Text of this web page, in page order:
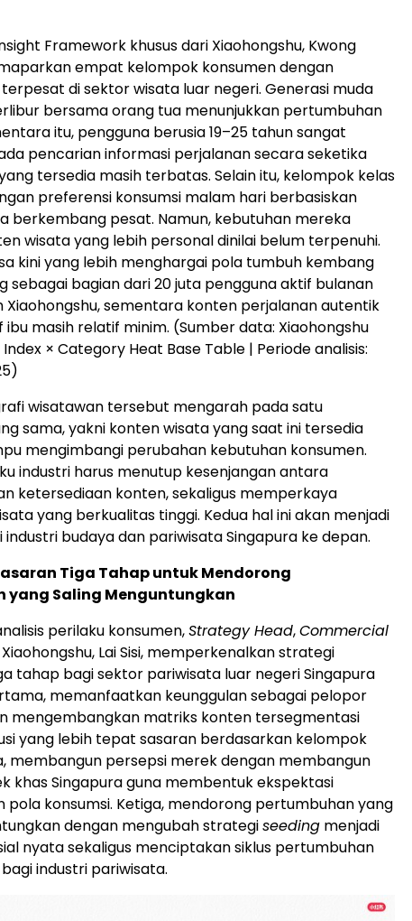
Framework khusus dari Xiaohongshu, Kwong
empat kelompok konsumen dengan
di sektor wisata luar negeri. Generasi muda
bersama orang tua menunjukkan pertumbuhan
itu, pengguna berusia 19–25 tahun sangat
pencarian informasi perjalanan secara seketika
tersedia masih terbatas. Selain itu, kelompok kelas
preferensi konsumsi malam hari berbasiskan
berkembang pesat. Namun, kebutuhan mereka
wisata yang lebih personal dinilai belum terpenuhi.
kini yang lebih menghargai pola tumbuh kembang
sebagai bagian dari 20 juta pengguna aktif bulanan
sementara konten perjalanan autentik
masih relatif minim. (Sumber data: Xiaohongshu
× Category Heat Base Table | Periode analisis:
wisatawan tersebut mengarah pada satu
sama, yakni konten wisata yang saat ini tersedia
mengimbangi perubahan kebutuhan konsumen.
industri harus menutup kesenjangan antara
ketersediaan konten, sekaligus memperkaya
yang berkualitas tinggi. Kedua hal ini akan menjadi
industri budaya dan pariwisata Singapura ke depan.
Tiga Tahap untuk Mendorong
yang Saling Menguntungkan
perilaku konsumen,Strategy Head,Commercial
Xiaohongshu, Lai Sisi, memperkenalkan strategi
tahap bagi sektor pariwisata luar negeri Singapura
memanfaatkan keunggulan sebagai pelopor
mengembangkan matriks konten tersegmentasi
yang lebih tepat sasaran berdasarkan kelompok
membangun persepsi merek dengan membangun
khas Singapura guna membentuk ekspektasi
pola konsumsi. Ketiga, mendorong pertumbuhan yang
dengan mengubah strategiseeding menjadi
nyata sekaligus menciptakan siklus pertumbuhan
industri pariwisata.